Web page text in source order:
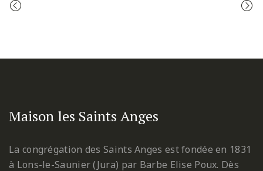
Maison les Saints Anges
La congrégation des Saints Anges est fondée en 1831
à Lons-le-Saunier (Jura) par Barbe Elise Poux. Dès